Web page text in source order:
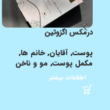
درمکس اگزوتین
پوست, آقایان,خانم ها,
مکمل پوست, مو و ناخن
اطلاعات بیشتر